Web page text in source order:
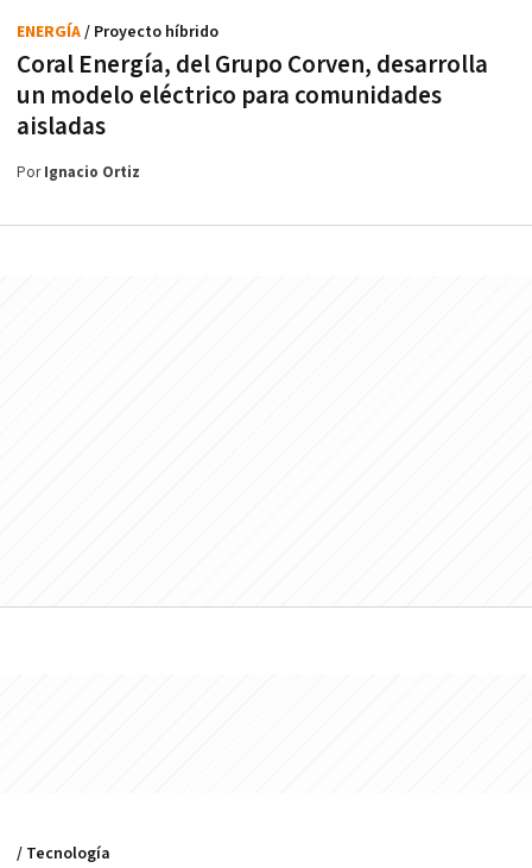
Coral Energía, del Grupo Corven, desarrolla
un modelo eléctrico para comunidades
aisladas
ENERGÍA/ Proyecto híbrido
PorIgnacio Ortiz
/ Tecnología